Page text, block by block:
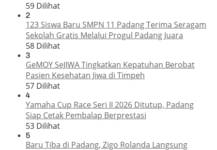
59 Dilihat
2
123 Siswa Baru SMPN 11 Padang Terima Seragam
Sekolah Gratis Melalui Progul Padang Juara
58 Dilihat
3
GeMOY SeJIWA Tingkatkan Kepatuhan Berobat
Pasien Kesehatan Jiwa di Timpeh
57 Dilihat
4
Yamaha Cup Race Seri II 2026 Ditutup, Padang
Siap Cetak Pembalap Berprestasi
53 Dilihat
5
Baru Tiba di Padang, Zigo Rolanda Langsung